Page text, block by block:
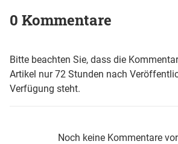
0 Kommentare
Bitte beachten Sie, dass die
Artikel nur 72 Stunden nach
Verfügung steht.
Noch keine Kommentare